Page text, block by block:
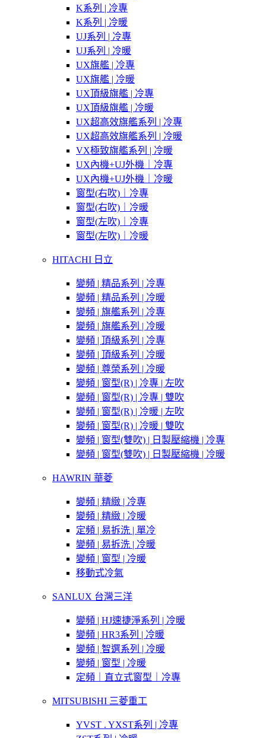
K系列 | 冷專
K系列 | 冷暖
UJ系列 | 冷專
UJ系列 | 冷暖
UX旗艦 | 冷專
UX旗艦 | 冷暖
UX頂級旗艦 | 冷專
UX頂級旗艦 | 冷暖
UX超高效旗艦系列 | 冷專
UX超高效旗艦系列 | 冷暖
VX極致旗艦系列 | 冷暖
UX內機+UJ外機｜冷專
UX內機+UJ外機｜冷暖
窗型(右吹)｜冷專
窗型(右吹)｜冷暖
窗型(左吹)｜冷專
窗型(左吹)｜冷暖
HITACHI 日立
變頻 | 精品系列 | 冷專
變頻 | 精品系列 | 冷暖
變頻 | 旗艦系列 | 冷專
變頻 | 旗艦系列 | 冷暖
變頻 | 頂級系列 | 冷專
變頻 | 頂級系列 | 冷暖
變頻 | 尊榮系列 | 冷暖
變頻 | 窗型(R) | 冷專 | 左吹
變頻 | 窗型(R) | 冷專 | 雙吹
變頻 | 窗型(R) | 冷暖 | 左吹
變頻 | 窗型(R) | 冷暖 | 雙吹
變頻 | 窗型(雙吹) | 日製壓縮機 | 冷專
變頻 | 窗型(雙吹) | 日製壓縮機 | 冷暖
HAWRIN 華菱
變頻 | 精緻 | 冷專
變頻 | 精緻 | 冷暖
定頻 | 易拆洗 | 單冷
變頻 | 易拆洗 | 冷暖
變頻 | 窗型 | 冷暖
移動式冷氣
SANLUX 台灣三洋
變頻 | HJ速捷淨系列 | 冷暖
變頻 | HR3系列 | 冷暖
變頻 | 智選系列 | 冷暖
變頻 | 窗型 | 冷暖
定頻｜直立式窗型｜冷專
MITSUBISHI 三菱重工
YVST . YXST系列 | 冷專